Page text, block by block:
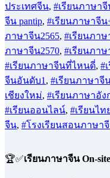
ประเทศจีน, #เรียนภาษา
จีน pantip, #เรียนภาษาจีน
ภาษาจีน2565, #เรียนภาษ
ภาษาจีน2570, #เรียนภาษ
#เรียนภาษาจีนที่ไหนดี่, #
จีนอันดับ1 , #เรียนภาษาจี
เชียงใหม่, #เรียนภาษาอัง
#เรียนออนไลน์, #เรียนไ
จีน, #โรงเรียนสอนภาษา
🏆✅เรียนภาษาจีน On-